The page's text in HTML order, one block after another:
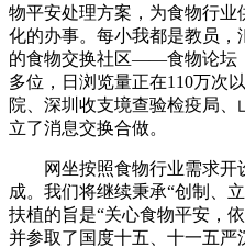
物平安处理方案，为食物行业
化的办事。每小我都是教员，
的食物交换社区——食物论坛
多位，日浏览量正在110万次
院、深圳收支境查验检疫局
立了消息交换合做。
网坐按照食物行业需求开
成。我们将继续秉承“创制、
扶植的旨是“关心食物平安，
并参取了国度十五、十一五严